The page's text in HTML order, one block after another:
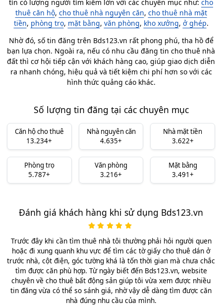
tín có lượng người tìm kiếm lớn với các chuyên mục như: cho
thuê căn hộ, cho thuê nhà nguyên căn, cho thuê nhà mặt
tiền, phòng trọ, mặt bằng, văn phòng, kho xưởng, ở ghép.
Nhờ đó, số tin đăng trên Bds123.vn rất phong phú, tha hồ để
bạn lựa chọn. Ngoài ra, nếu có nhu cầu đăng tin cho thuê nhà
đất thì cơ hội tiếp cận với khách hàng cao, giúp giao dịch diễn
ra nhanh chóng, hiệu quả và tiết kiệm chi phí hơn so với các
hình thức quảng cáo khác.
Số lượng tin đăng tại các chuyên mục
Căn hộ cho thuê
13.234+
Nhà nguyên căn
4.635+
Nhà mặt tiền
3.622+
Phòng trọ
5.787+
Văn phòng
3.216+
Mặt bằng
3.491+
Đánh giá khách hàng khi sử dụng Bds123.vn
Trước đây khi cần tìm thuê nhà tôi thường phải hỏi người quen
hoặc đi xung quanh khu vực để tìm các tờ giấy cho thuê dán ở
trước nhà, cột điện, góc tường khá là tốn thời gian mà chưa chắc
tìm được căn phù hợp. Từ ngày biết đến Bds123.vn, website
chuyên về cho thuê bất động sản giúp tôi vừa xem được nhiều
tin đăng vừa có thể so sánh giá, nhờ vậy dễ dàng tìm được căn
nhà đúng nhu cầu của mình.